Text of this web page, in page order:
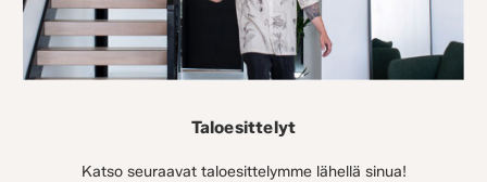
Taloesittelyt
Katso seuraavat taloesittelymme lähellä sinua!